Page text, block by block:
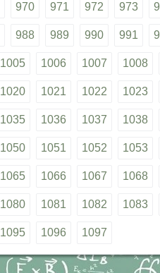
970 971 972 973
988 989 990 991
1005 1006 1007 1008
1020 1021 1022 1023
1035 1036 1037 1038
1050 1051 1052 1053
1065 1066 1067 1068
1080 1081 1082 1083
1095 1096 1097